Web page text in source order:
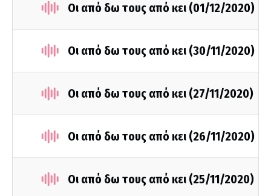
Οι από δω τους από κει (01/12/2020)
Οι από δω τους από κει (30/11/2020)
Οι από δω τους από κει (27/11/2020)
Οι από δω τους από κει (26/11/2020)
Οι από δω τους από κει (25/11/2020)